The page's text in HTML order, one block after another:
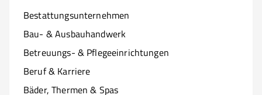
Bestattungsunternehmen
Bau- & Ausbauhandwerk
Betreuungs- & Pflegeeinrichtungen
Beruf & Karriere
Bäder, Thermen & Spas